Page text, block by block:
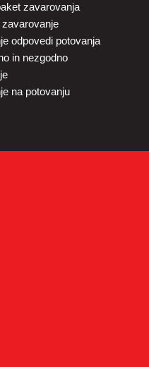
zavarovanja
odpovedi potovanja
in nezgodno
na potovanju